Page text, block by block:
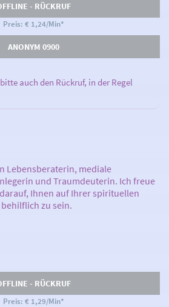
- RÜCKRUF
Preis: € 1,24/Min*
ANONYM 0900
auch den Rückruf, in der Regel
Lebensberaterin, mediale
und Traumdeuterin. Ich freue
Ihnen auf Ihrer spirituellen
behilflich zu sein.
- RÜCKRUF
Preis: € 1,29/Min*